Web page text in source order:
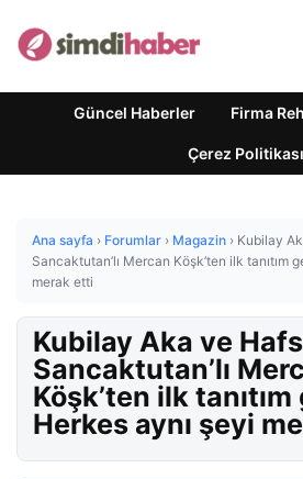
Güncel Haberler Firma
Çerez Politikası
Ana sayfa › Forumlar › Magazin › Kubilay
Sancaktutan’lı Mercan Köşk’ten ilk tanıtım
merak etti
Kubilay Aka ve
Sancaktutan’lı
Köşk’ten ilk
Herkes aynı şeyi